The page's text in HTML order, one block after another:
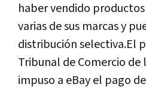
haber vendido
varias de sus marcas y
distribución selectiva.El
Tribunal de Comercio
impuso a eBay el pago